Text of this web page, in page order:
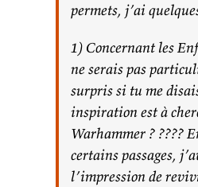
permets, j’ai
1) Concernant les
ne serais pas
surpris si tu me
inspiration est à
Warhammer ? ????
certains passages,
l’impression de